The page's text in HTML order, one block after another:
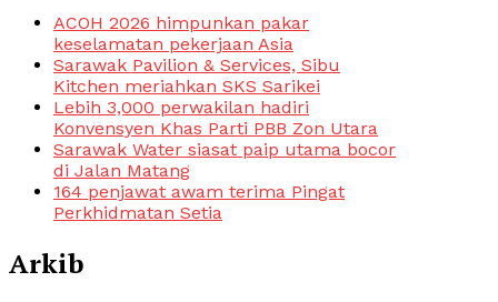
ACOH 2026 himpunkan pakar
keselamatan pekerjaan Asia
Sarawak Pavilion & Services, Sibu
Kitchen meriahkan SKS Sarikei
Lebih 3,000 perwakilan hadiri
Konvensyen Khas Parti PBB Zon Utara
Sarawak Water siasat paip utama bocor
di Jalan Matang
164 penjawat awam terima Pingat
Perkhidmatan Setia
Arkib